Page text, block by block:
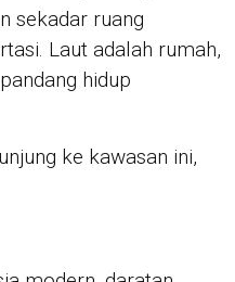
sekadar ruang
Laut adalah rumah,
hidup
ke kawasan ini,